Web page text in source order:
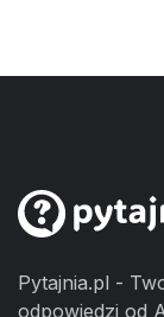
Pytajnia.pl -
odpowiedzi od